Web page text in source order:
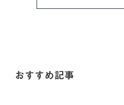
おすすめ記事